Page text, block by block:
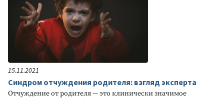
15.11.2021
Синдром отчуждения родителя: взгляд эксперта
Отчуждение от родителя — это клинически значимое